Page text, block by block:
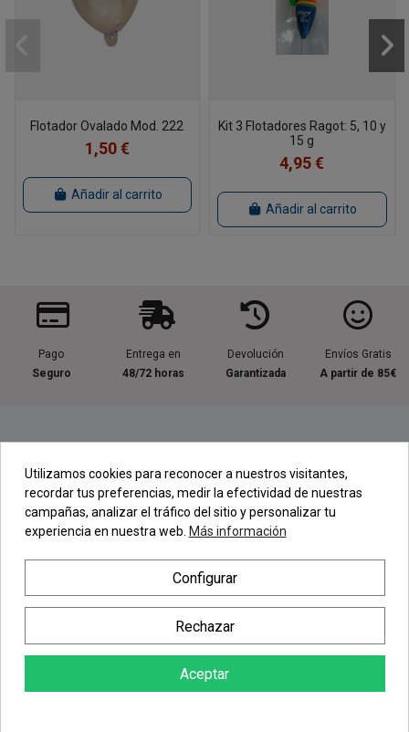
AÑADIR AL CARRITO
Flotador Ovalado Mod. 222
1,50 €
Añadir al carrito
Kit 3 Flotadores Ragot: 5, 10 y
15 g
4,95 €
Añadir al carrito
Pago
Seguro
Entrega en
48/72 horas
Devolución
Garantizada
Envíos Gratis
A partir de 85€
Contacta con nosotros
Regístrate en nuestra Newsletter
Newsletter
Utilizamos cookies para reconocer a nuestros visitantes,
recordar tus preferencias, medir la efectividad de nuestras
campañas, analizar el tráfico del sitio y personalizar tu
experiencia en nuestra web. Más información
Configurar
Rechazar
Aceptar